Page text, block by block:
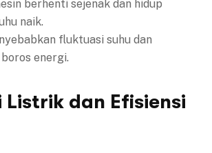
berhenti sejenak dan hidup
naik.
fluktuasi suhu dan
energi.
Listrik dan Efisiensi